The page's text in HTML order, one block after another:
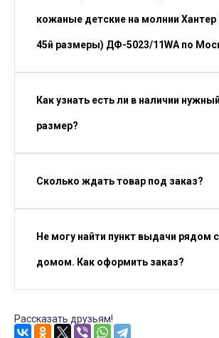
кожаные детские на молнии Хантер
45й размеры) ДФ-5023/11WA по
Как узнать есть ли в наличии
размер?
Сколько ждать товар под заказ?
Не могу найти пункт выдачи рядом с
домом. Как оформить заказ?
Рассказать друзьям!